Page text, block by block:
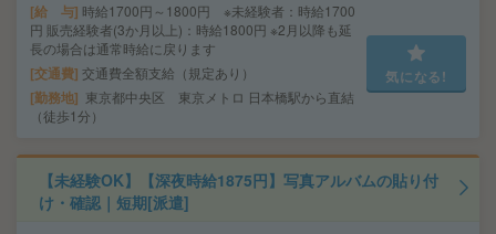
給 与 時給1700円～1800円 ※未経験者：時給1700
円 販売経験者(3か月以上)：時給1800円 ※2月以降も延
長の場合は通常時給に戻ります
交通費 交通費全額支給（規定あり）
勤務地
東京都中央区 東京メトロ 日本橋駅から直結
（徒歩1分）
気になる!
【未経験OK】【深夜時給1875円】写真アルバムの貼り付
け・確認｜短期[派遣]